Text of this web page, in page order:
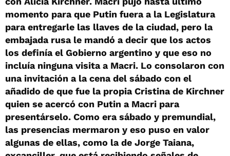
momento para que Putin fuera a la Legislatura
para entregarle las llaves de la ciudad, pero la
embajada rusa le mandó a decir que los actos
los definía el Gobierno argentino y que eso no
incluía ninguna visita a Macri. Lo consolaron con
una invitación a la cena del sábado con el
añadido de que fue la propia Cristina de Kirchner
quien se acercó con Putin a Macri para
presentárselo. Como era sábado y premundial,
las presencias mermaron y eso puso en valor
algunas de ellas, como la de Jorge Taiana,